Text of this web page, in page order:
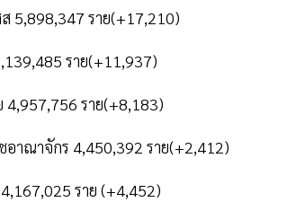
5,898,347 ราย(+17,210)
ราย(+11,937)
4,957,756 ราย(+8,183)
าณาจักร 4,450,392 ราย(+2,412)
ราย (+4,452)